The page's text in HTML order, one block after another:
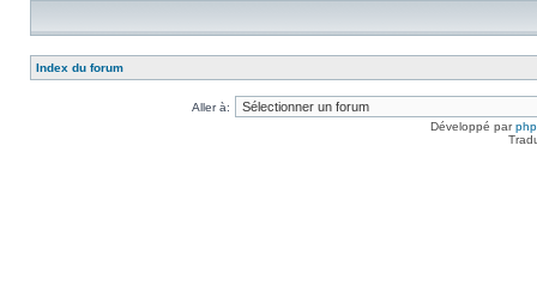
Index du forum
Aller à:
Développé par